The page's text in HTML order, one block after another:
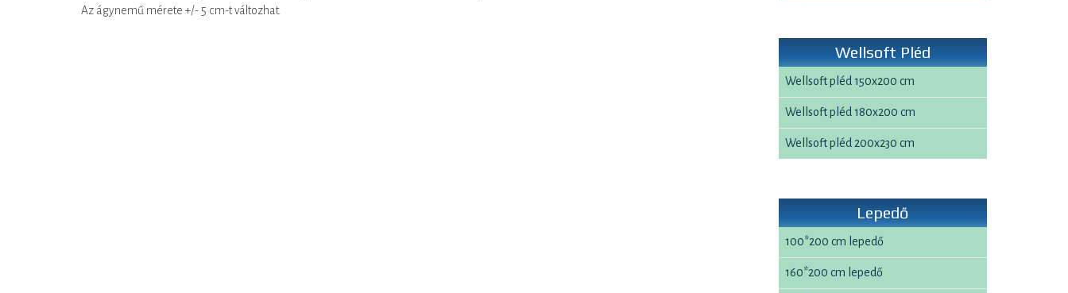
Az ágynemű mérete +/- 5 cm-t változhat.
Wellsoft Pléd
Wellsoft pléd 150x200 cm
Wellsoft pléd 180x200 cm
Wellsoft pléd 200x230 cm
Lepedő
100*200 cm lepedő
160*200 cm lepedő